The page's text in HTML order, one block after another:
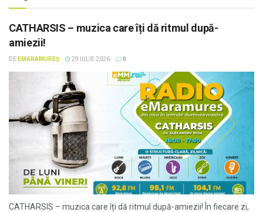
CATHARSIS – muzica care îți dă ritmul după-
amiezii!
DE EMARAMUREȘ 29 IULIE 2026 0
CATHARSIS – muzica care îți dă ritmul după-amiezii! În fiecare zi,